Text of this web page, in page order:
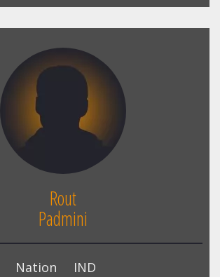
Rout
Padmini
Nation
IND